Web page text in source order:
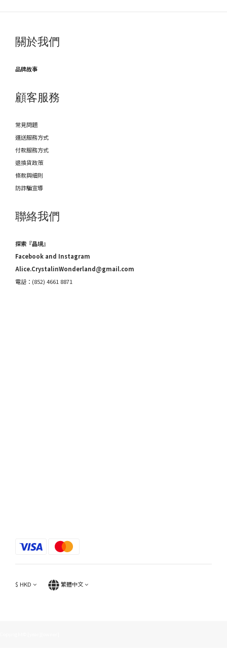
關於我們
品牌故事
顧客服務
常見問題
運送服務方式
付款服務方式
退換貨政策
條款與細則
防詐騙宣導
聯絡我們
探索『晶境』
Facebook and Instagram
Alice.CrystalinWonderland@gmail.com
電話：(852) 4661 8871
$ HKD 繁體中文